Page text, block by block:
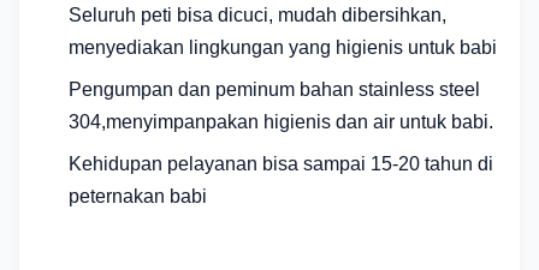
Seluruh peti bisa dicuci, mudah dibersihkan,
menyediakan lingkungan yang higienis untuk babi
Pengumpan dan peminum bahan stainless steel
304,menyimpanpakan higienis dan air untuk babi.
Kehidupan pelayanan bisa sampai 15-20 tahun di
peternakan babi